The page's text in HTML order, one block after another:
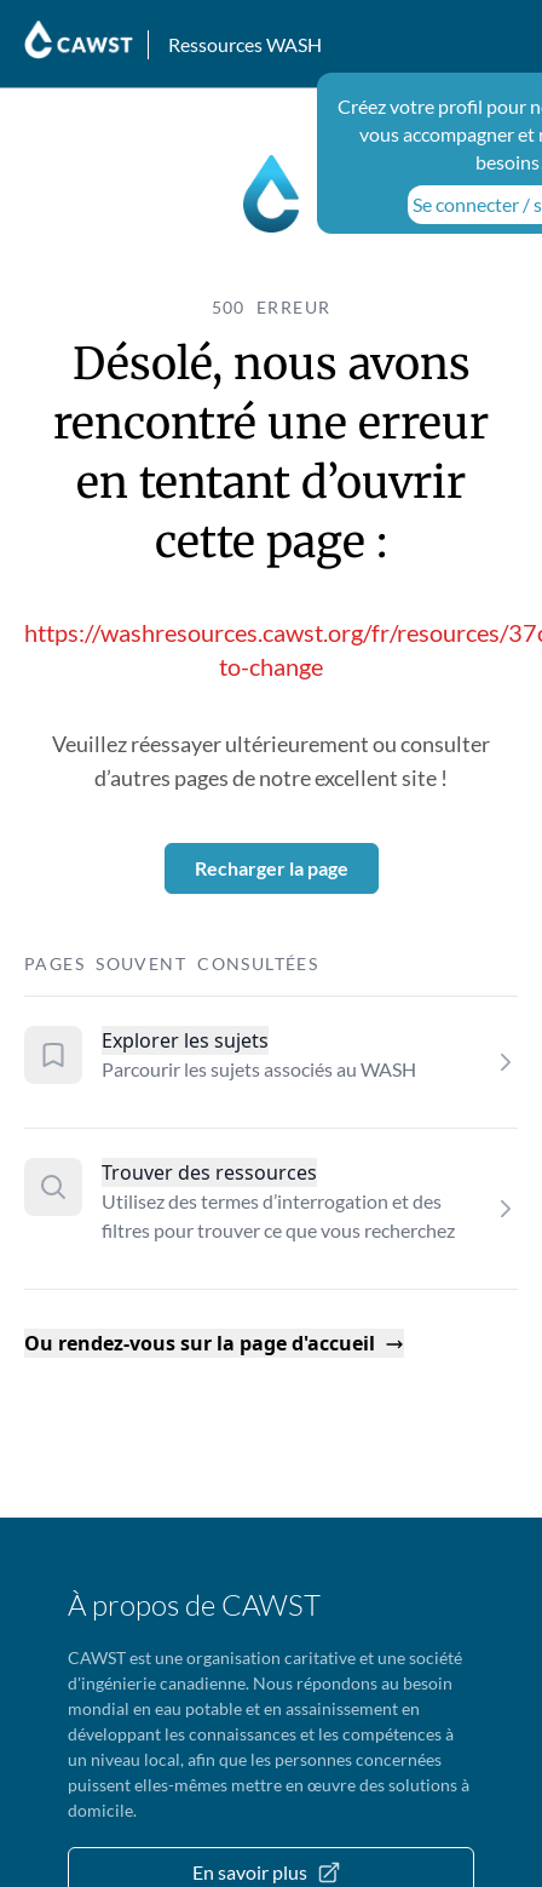
Ressources WASH
Créez votre profil pour
vous accompagner et
Se connecter /
500 ERREUR
Désolé, nous avons
rencontré une erreur
en tentant d’ouvrir
cette page :
https://washresources.cawst.org/fr/resources/
to-change
Veuillez réessayer ultérieurement ou consulter
d’autres pages de notre excellent site !
Recharger la page
PAGES SOUVENT CONSULTÉES
Explorer les sujets
Parcourir les sujets associés au WASH
Trouver des ressources
Utilisez des termes d’interrogation et des
filtres pour trouver ce que vous recherchez
Ou rendez-vous sur la page d'accueil
À propos de CAWST
CAWST est une organisation caritative et une société
d'ingénierie canadienne. Nous répondons au besoin
mondial en eau potable et en assainissement en
développant les connaissances et les compétences à
un niveau local, afin que les personnes concernées
puissent elles-mêmes mettre en œuvre des solutions à
domicile.
En savoir plus